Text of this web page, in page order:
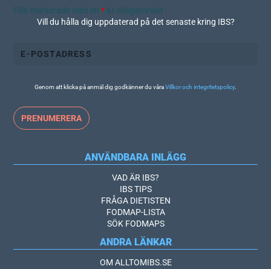
Fält markerade med en* är obligatoriskt
Vill du hålla dig uppdaterad på det senaste kring IBS?
Genom att klicka på anmäl dig godkänner du våraVillkor och integritetspolicy.
ANVÄNDBARA INLÄGG
VAD ÄR IBS?
IBS TIPS
FRÅGA DIETISTEN
FODMAP-LISTA
SÖK FODMAPS
ANDRA LÄNKAR
OM ALLTOMIBS.SE